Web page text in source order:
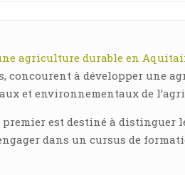
agriculture durable en
concourent à développer une
et environnementaux de
premier est destiné à distinguer
dans un cursus de